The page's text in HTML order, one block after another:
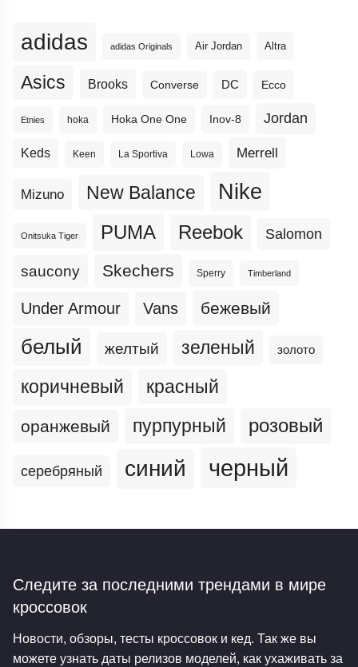
adidas adidas Originals Air Jordan Altra
Asics Brooks Converse DC Ecco
Etnies hoka Hoka One One Inov-8 Jordan
Keds Keen La Sportiva Lowa Merrell
Mizuno New Balance Nike
Onitsuka Tiger PUMA Reebok Salomon
saucony Skechers Sperry Timberland
Under Armour Vans бежевый
белый желтый зеленый золото
коричневый красный
оранжевый пурпурный розовый
серебряный синий черный
Следите за последними трендами в мире
кроссовок
Новости, обзоры, тесты кроссовок и кед. Так же вы
можете узнать даты релизов моделей, как ухаживать за